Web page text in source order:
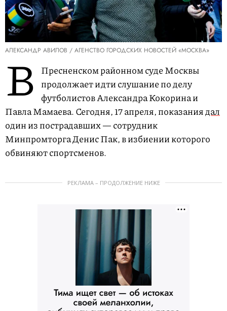
АЛЕКСАНДР АВИЛОВ / АГЕНСТВО ГОРОДСКИХ НОВОСТЕЙ «МОСКВА»
В
Пресненском районном суде Москвы
продолжает идти слушание по делу
футболистов Александра Кокорина и
Павла Мамаева. Сегодня, 17 апреля, показаниядал
один из пострадавших — сотрудник
Минпромторга Денис Пак, в избиении которого
обвиняют спортсменов.
РЕКЛАМА – ПРОДОЛЖЕНИЕ НИЖЕ